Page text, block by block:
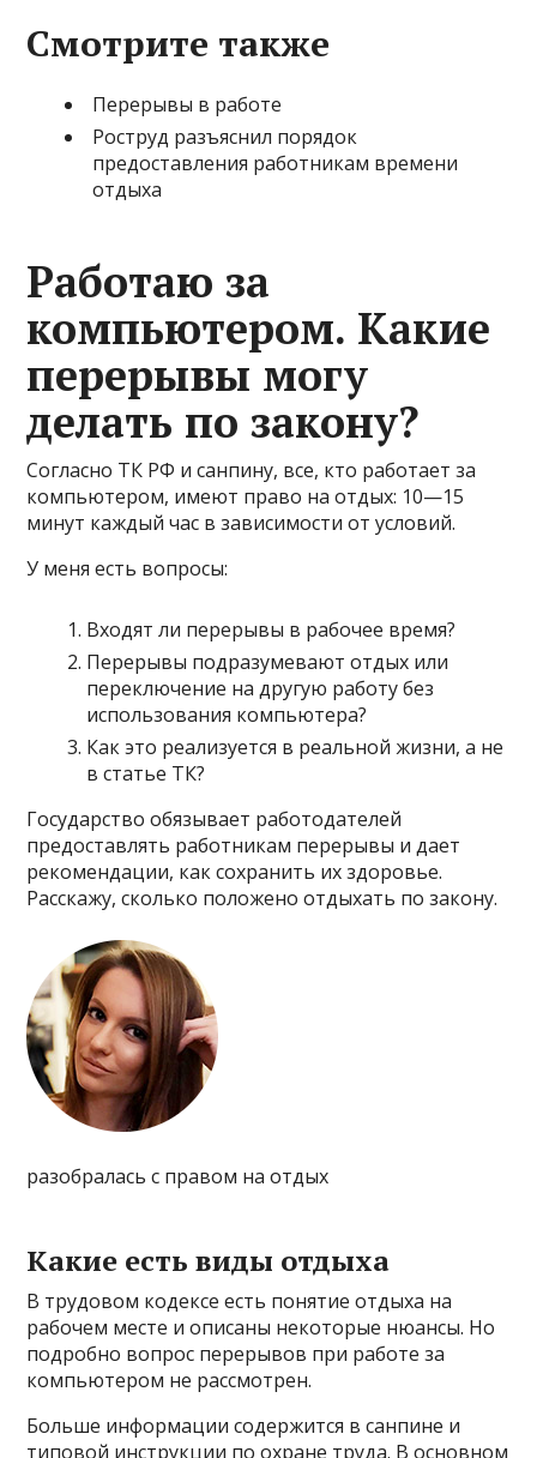
Смотрите также
Перерывы в работе
Роструд разъяснил порядок
предоставления работникам времени
отдыха
Работаю за
компьютером. Какие
перерывы могу
делать по закону?
Согласно ТК РФ и санпину, все, кто работает за
компьютером, имеют право на отдых: 10—15
минут каждый час в зависимости от условий.
У меня есть вопросы:
Входят ли перерывы в рабочее время?
Перерывы подразумевают отдых или
переключение на другую работу без
использования компьютера?
Как это реализуется в реальной жизни, а не
в статье ТК?
Государство обязывает работодателей
предоставлять работникам перерывы и дает
рекомендации, как сохранить их здоровье.
Расскажу, сколько положено отдыхать по закону.
разобралась с правом на отдых
Какие есть виды отдыха
В трудовом кодексе есть понятие отдыха на
рабочем месте и описаны некоторые нюансы. Но
подробно вопрос перерывов при работе за
компьютером не рассмотрен.
Больше информации содержится в санпине и
типовой инструкции по охране труда. В основном